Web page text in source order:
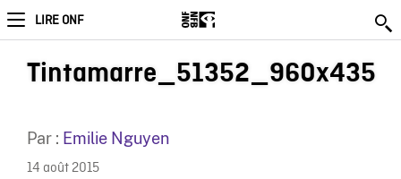
LIRE ONF
Tintamarre_51352_960x435
Par : Emilie Nguyen
14 août 2015